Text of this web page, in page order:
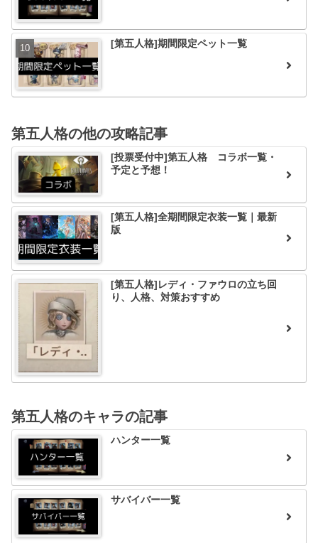
[第五人格]期間限定ペット一覧
第五人格の他の攻略記事
[投票受付中]第五人格 コラボ一覧・
予定と予想！
[第五人格]全期間限定衣装一覧｜最新
版
[第五人格]レディ・ファウロの立ち回
り、人格、対策おすすめ
第五人格のキャラの記事
ハンター一覧
サバイバー一覧